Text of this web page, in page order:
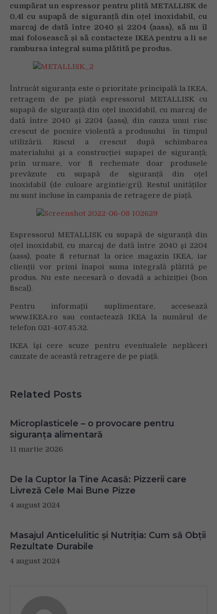
plită
METALLISK
de
0,4l
cu
de
din
oțel
inoxidabil,
cu
marcaj
de
dată
între
2040
și
întrucât
există
de
pocnire
violentă
produsului
în
utilizării
cumpărat un espressor pentru plită METALLISK de
0,4l cu supapă de siguranță din oțel inoxidabil, cu
marcaj de dată între 2040 și 2204 (aass), sănu îl
mai folosească și să contacteze IKEA pentru a li se
rambursa integral suma plătită pe produs.
Întrucât siguranța este o prioritate principală la IKEA,
retragem de pe piață espressorul METALLISK cu
supapă de siguranță din oțel inoxidabil, cu marcaj de
dată între 2040 și 2204 (aass), din cauza unui risc
crescut de pocnire violentă a produsului în timpul
utilizării. Riscul a crescut după schimbarea
materialului și a construcției supapei de siguranță;
prin urmare, vor fi rechemate doar produsele
prevăzute cu supapă de siguranță din oțel
inoxidabil (de culoare argintie/gri). Restul unităților
nu sunt incluse în campania de retragere de piață.
Espressorul METALLISK cu supapă de siguranță din
oțel inoxidabil, cu marcaj de dată între 2040 și 2204
(aass), poate fi returnat la orice magazin IKEA, iar
clienții vor primi înapoi suma integrală plătită pe
produs. Nu este necesară o dovadă a achiziției (bon
fiscal).
Pentru informații suplimentare, accesează
www.IKEA.ro sau contactează IKEA la numărul de
telefon 021-407.45.32.
IKEA își cere scuze pentru eventualele neplăceri
cauzate de această retragere de pe piață.
Related Posts
Microplasticele – o provocare pentru
siguranța alimentară
11 martie 2026
De la Cuptor la Tine Acasă: Pizzerii care
Livreză Cele Mai Bune Pizze
4 august 2024
Masajul Anticelulitic și Nutriția: Cum să Obții
Rezultate Durabile
4 august 2024